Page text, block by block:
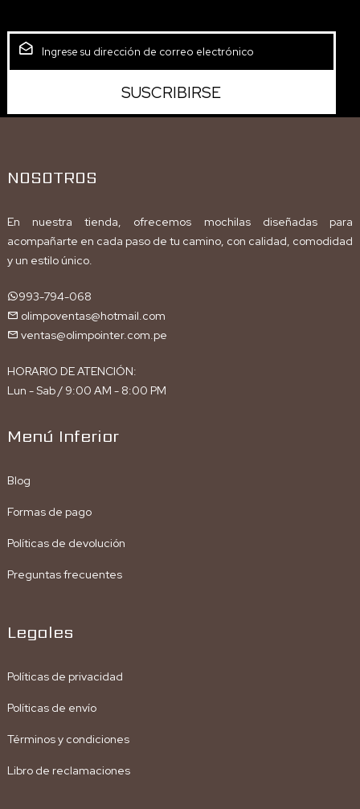
NOSOTROS
En nuestra tienda, ofrecemos mochilas diseñadas para
acompañarte en cada paso de tu camino, con calidad, comodidad
y un estilo único.
993-794-068
olimpoventas@hotmail.com
ventas@olimpointer.com.pe
HORARIO DE ATENCIÓN:
Lun - Sab / 9:00 AM - 8:00 PM
Menú Inferior
Blog
Formas de pago
Políticas de devolución
Preguntas frecuentes
Legales
Políticas de privacidad
Políticas de envío
Términos y condiciones
Libro de reclamaciones